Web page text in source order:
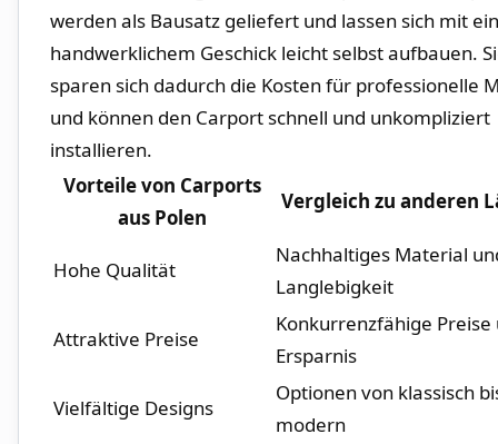
werden als Bausatz geliefert und lassen sich mit
handwerklichem Geschick leicht selbst​ aufbauen.
sparen sich dadurch die Kosten für professionelle
und können den Carport schnell und unkompliziert
installieren.
Vorteile von Carports
aus ​Polen
Vergleich zu anderen
Hohe Qualität
Nachhaltiges Material
Langlebigkeit
Attraktive Preise
Konkurrenzfähige Preise
⁣Ersparnis
Vielfältige ‍Designs
Optionen von​ klassisch
modern